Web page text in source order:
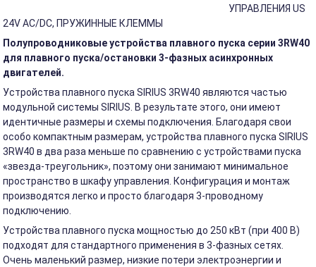
УПРАВЛЕНИЯ US
24V AC/DC, ПРУЖИННЫЕ КЛЕММЫ
Полупроводниковые устройства плавного пуска серии 3RW40
для плавного пуска/остановки 3-фазных асинхронных
двигателей.
Устройства плавного пуска SIRIUS 3RW40 являются частью
модульной системы SIRIUS. В результате этого, они имеют
идентичные размеры и схемы подключения. Благодаря свои
особо компактным размерам, устройства плавного пуска SIRIUS
3RW40 в два раза меньше по сравнению с устройствами пуска
«звезда-треугольник», поэтому они занимают минимальное
пространство в шкафу управления. Конфигурация и монтаж
производятся легко и просто благодаря 3-проводному
подключению.
Устройства плавного пуска мощностью до 250 кВт (при 400 В)
подходят для стандартного применения в 3-фазных сетях.
Очень маленький размер, низкие потери электроэнергии и